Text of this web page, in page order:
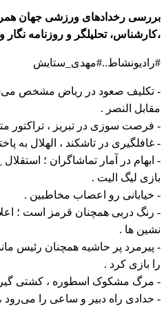
بررسی رخدادهای ورزشی جهان
،کارشناس، تحلیلگر و روزنامه نگار
#رادیونشاط..#مهدی_ستایش
- تکلیف صعود در ریاض مشخص می‌شود
مقابل النصر .
- فرصت سوزی در تبریز ، تراکتور
- غافلگیری در تاشکند ، الهلال به
- ابهام در آمار تماشاگران ؛ استقلال
بازی لیگ الیت .
- خیابانی رو اعصاب مخاطبین .
- رنگ دربی همچنان قرمز است ؛
نشین ها .
- پیرمرد پر حاشیه همچنان رئیس
را بازی کرد .
- مرگ مشکوک اسطوره ، کشتی گیر
- حدادی راه دبیر و ساعی را می‌رود